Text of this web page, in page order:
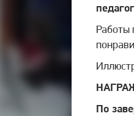
Работы
По